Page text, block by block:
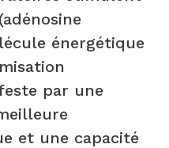
énergétique
par une
et une capacité